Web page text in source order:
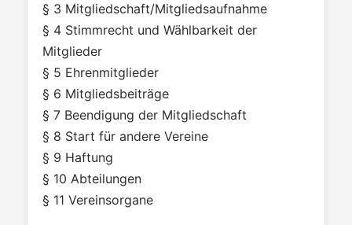
§ 3 Mitgliedschaft/Mitgliedsaufnahme
§ 4 Stimmrecht und Wählbarkeit der
Mitglieder
§ 5 Ehrenmitglieder
§ 6 Mitgliedsbeiträge
§ 7 Beendigung der Mitgliedschaft
§ 8 Start für andere Vereine
§ 9 Haftung
§ 10 Abteilungen
§ 11 Vereinsorgane